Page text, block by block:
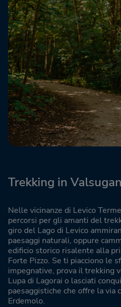
Trekking in
Nelle vicinanze di Levico
percorsi per gli amanti del
giro del Lago di Levico
paesaggi naturali, oppure
edificio storico risalente alla
Forte Pizzo. Se ti piacciono le
impegnative, prova il trekking
Lupa di Lagorai o lasciati
paesaggistiche che offre la via
Erdemolo.